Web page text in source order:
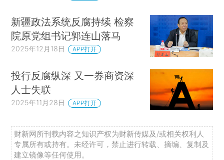
新疆政法系统反腐持续 检察
院原党组书记郭连山落马
2025年12月18日 APP打开
投行反腐纵深 又一券商资深
人士失联
2025年11月28日 APP打开
财新网所刊载内容之知识产权为财新传媒及/或相关权利人
专属所有或持有。未经许可，禁止进行转载、摘编、复制及
建立镜像等任何使用。